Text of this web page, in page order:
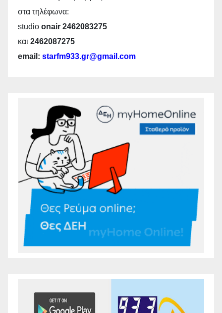
στα τηλέφωνα:
studio onair 2462083275
και 2462087275
email: starfm933.gr@gmail.com